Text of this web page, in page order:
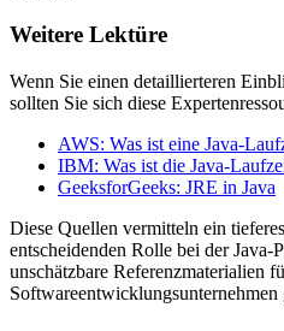
Weitere Lektüre
Wenn Sie einen detaillierteren
sollten Sie sich diese
AWS: Was ist eine Java-
IBM: Was ist die Java-
GeeksforGeeks: JRE in Java
Diese Quellen vermitteln ein
entscheidenden Rolle bei der
unschätzbare Referenzmaterialien
Softwareentwicklungsunternehmen